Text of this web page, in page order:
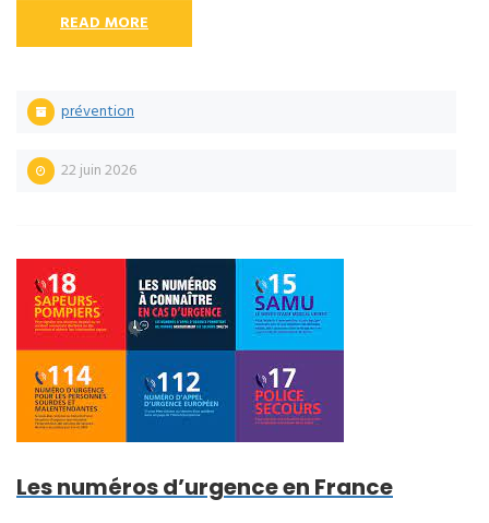
READ MORE
prévention
22 juin 2026
Les numéros d’urgence en France